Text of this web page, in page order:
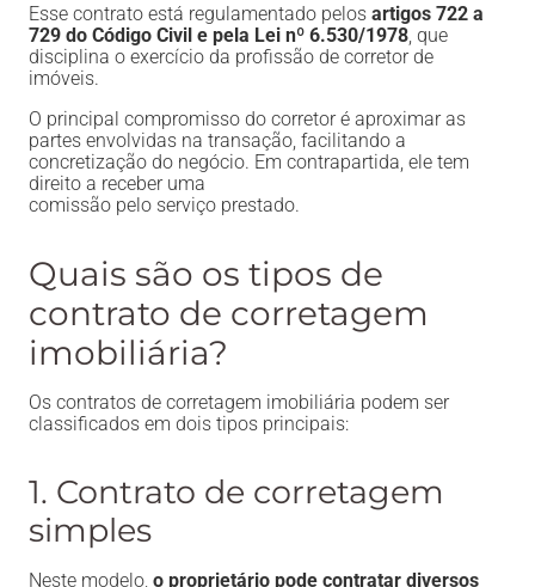
Esse contrato está regulamentado pelos artigos 722 a
729 do Código Civil e pela Lei nº 6.530/1978 , que
disciplina o exercício da profissão de corretor de
imóveis.
O principal compromisso do corretor é aproximar as
partes envolvidas na transação, facilitando a
concretização do negócio. Em contrapartida, ele tem
direito a receber uma
comissão pelo serviço prestado.
Quais são os tipos de
contrato de corretagem
imobiliária?
Os contratos de corretagem imobiliária podem ser
classificados em dois tipos principais:
1. Contrato de corretagem
simples
Neste modelo, o proprietário pode contratar diversos